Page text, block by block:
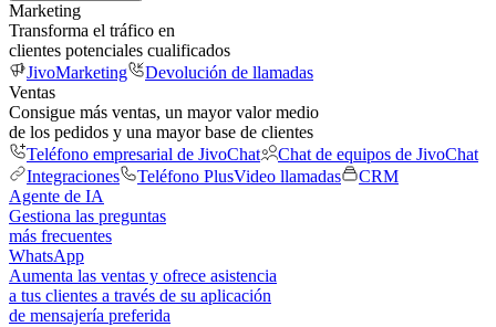
Marketing
Transforma el tráfico en
clientes potenciales cualificados
JivoMarketing
Devolución de llamadas
Ventas
Consigue más ventas, un mayor valor medio
de los pedidos y una mayor base de clientes
Teléfono empresarial de JivoChat
Chat de equipos de JivoChat
Integraciones
Teléfono PlusVideo llamadas
CRM
Agente de IA
Gestiona las preguntas
más frecuentes
WhatsApp
Aumenta las ventas y ofrece asistencia
a tus clientes a través de su aplicación
de mensajería preferida